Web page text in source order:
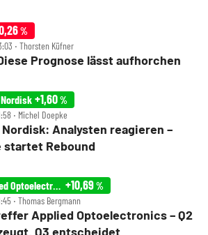
%
‧ Thorsten Küfner
Prognose lässt aufhorchen
+1,60%
‧ Michel Doepke
Nordisk: Analysten reagieren –
startet Rebound
Applied Optoelectronics Inc +10,69%
‧ Thomas Bergmann
Applied Optoelectronics – Q2
Q3 entscheidet